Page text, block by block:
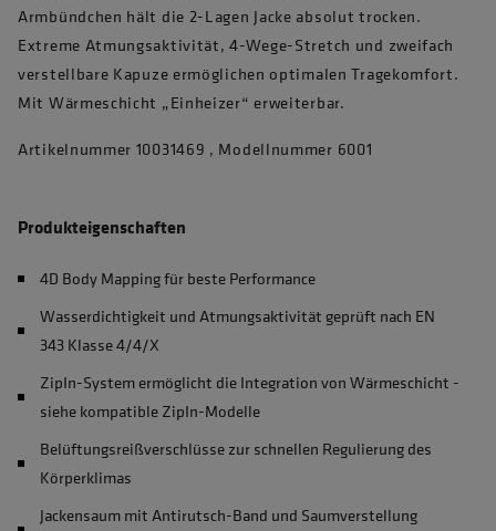
Armbündchen hält die 2-Lagen Jacke absolut trocken.
Extreme Atmungsaktivität, 4-Wege-Stretch und zweifach
verstellbare Kapuze ermöglichen optimalen Tragekomfort.
Mit Wärmeschicht „Einheizer“ erweiterbar.
Artikelnummer 10031469 , Modellnummer 6001
Produkteigenschaften
4D Body Mapping für beste Performance
Wasserdichtigkeit und Atmungsaktivität geprüft nach EN
343 Klasse 4/4/X
ZipIn-System ermöglicht die Integration von Wärmeschicht -
siehe kompatible ZipIn-Modelle
Belüftungsreißverschlüsse zur schnellen Regulierung des
Körperklimas
Jackensaum mit Antirutsch-Band und Saumverstellung